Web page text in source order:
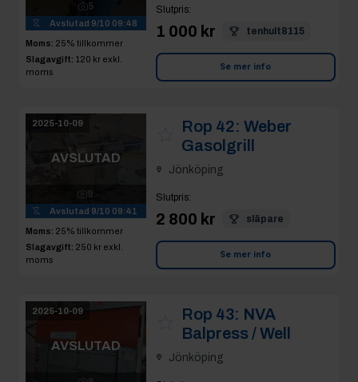
5
Avslutad 9/10 09:48
Moms: 25% tillkommer
Slagavgift: 120 kr exkl.
moms
Slutpris:
1 000 kr tenhult8115
Se mer info
2025-10-09
AVSLUTAD
9
Avslutad 9/10 09:41
Moms: 25% tillkommer
Slagavgift: 250 kr exkl.
moms
Rop 42: Weber
Gasolgrill
Jönköping
Slutpris:
2 800 kr släpare
Se mer info
2025-10-09
AVSLUTAD
Rop 43: NVA
Balpress / Well
Jönköping